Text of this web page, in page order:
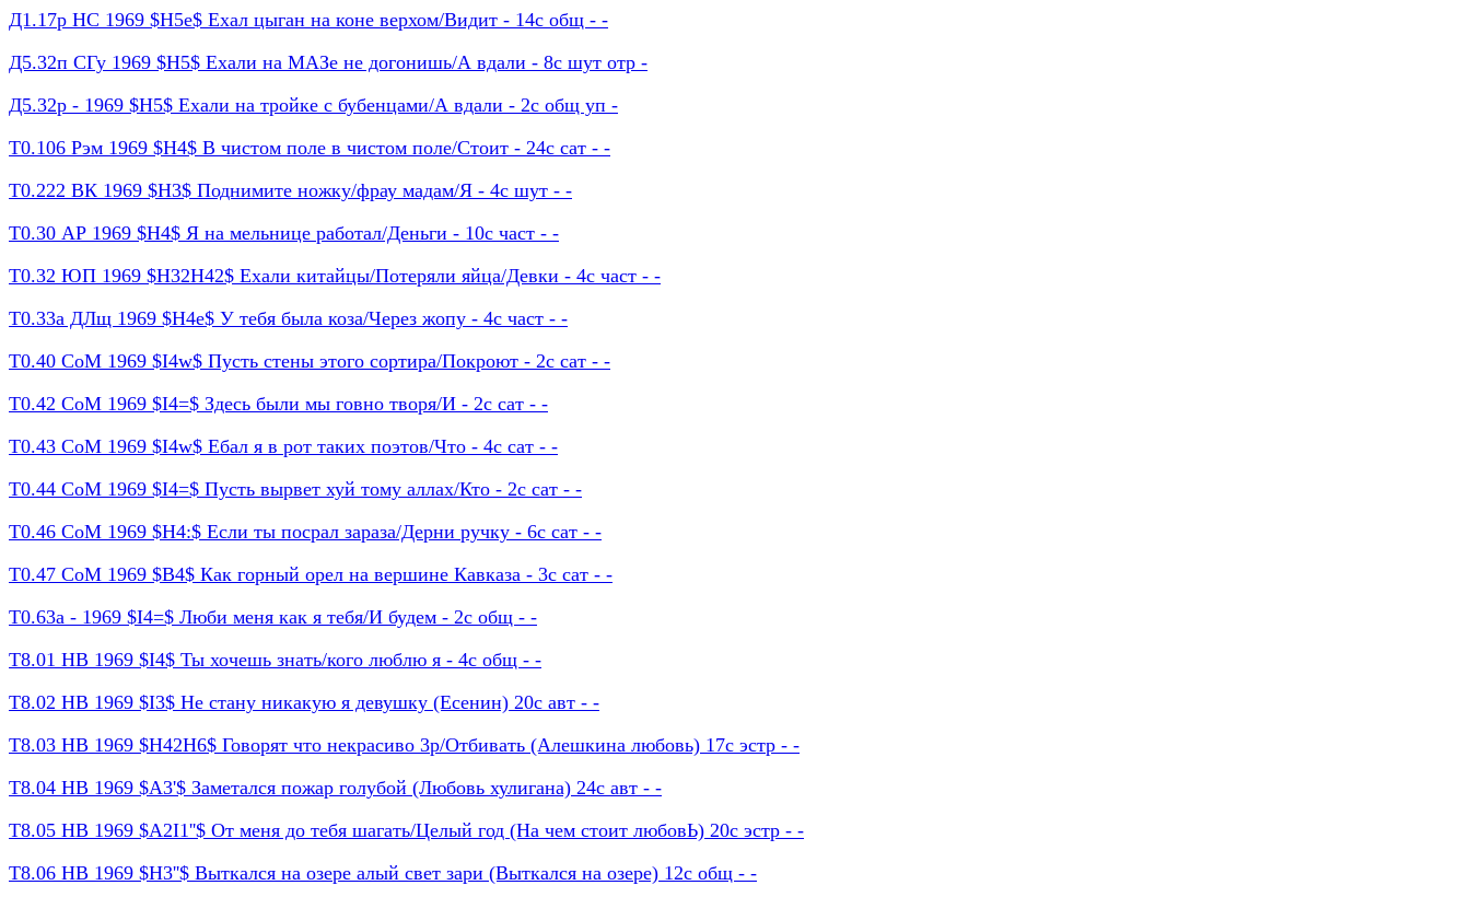
Д1.17р НС 1969 $H5e$ Ехал цыган на коне верхом/Видит - 14с общ - -
Д5.32п СГу 1969 $H5$ Ехали на МАЗе не догонишь/А вдали - 8с шут отр -
Д5.32р - 1969 $H5$ Ехали на тройке с бубенцами/А вдали - 2с общ уп -
Т0.106 Рэм 1969 $H4$ В чистом поле в чистом поле/Стоит - 24с сат - -
Т0.222 ВК 1969 $H3$ Поднимите ножку/фрау мадам/Я - 4с шут - -
Т0.30 АР 1969 $H4$ Я на мельнице работал/Деньги - 10с част - -
Т0.32 ЮП 1969 $H32H42$ Ехали китайцы/Потеряли яйца/Девки - 4с част - -
Т0.33а ДЛщ 1969 $H4e$ У тебя была коза/Через жопу - 4с част - -
Т0.40 СоМ 1969 $I4w$ Пусть стены этого сортира/Покроют - 2с сат - -
Т0.42 СоМ 1969 $I4=$ Здесь были мы говно творя/И - 2с сат - -
Т0.43 СоМ 1969 $I4w$ Ебал я в рот таких поэтов/Что - 4с сат - -
Т0.44 СоМ 1969 $I4=$ Пусть вырвет хуй тому аллах/Кто - 2с сат - -
Т0.46 СоМ 1969 $H4:$ Если ты посрал зараза/Дерни ручку - 6с сат - -
Т0.47 СоМ 1969 $B4$ Как горный орел на вершине Кавказа - 3с сат - -
Т0.63а - 1969 $I4=$ Люби меня как я тебя/И будем - 2с общ - -
Т8.01 НВ 1969 $I4$ Ты хочешь знать/кого люблю я - 4с общ - -
Т8.02 НВ 1969 $I3$ Не стану никакую я девушку (Есенин) 20с авт - -
Т8.03 НВ 1969 $H42H6$ Говорят что некрасиво 3р/Отбивать (Алешкина любовь) 17с эстр - -
Т8.04 НВ 1969 $A3'$ Заметался пожар голубой (Любовь хулигана) 24с авт - -
Т8.05 НВ 1969 $A2I1''$ От меня до тебя шагать/Целый год (На чем стоит любовЬ) 20с эстр - -
Т8.06 НВ 1969 $H3''$ Выткался на озере алый свет зари (Выткался на озере) 12с общ - -